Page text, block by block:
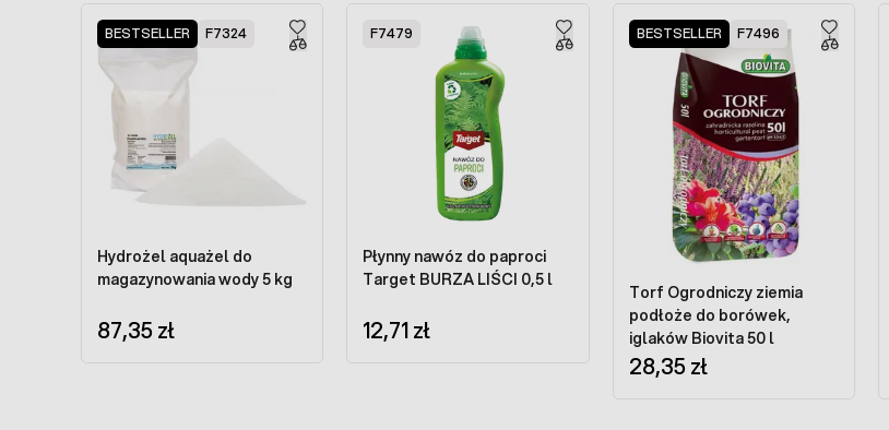
BESTSELLER F7324
Hydrożel aquażel do
magazynowania wody 5 kg
87,35 zł
F7479
Płynny nawóz do paproci
Target BURZA LIŚCI 0,5 l
12,71 zł
BESTSELLER F7496
Torf Ogrodniczy ziemia
podłoże do borówek,
iglaków Biovita 50 l
28,35 zł